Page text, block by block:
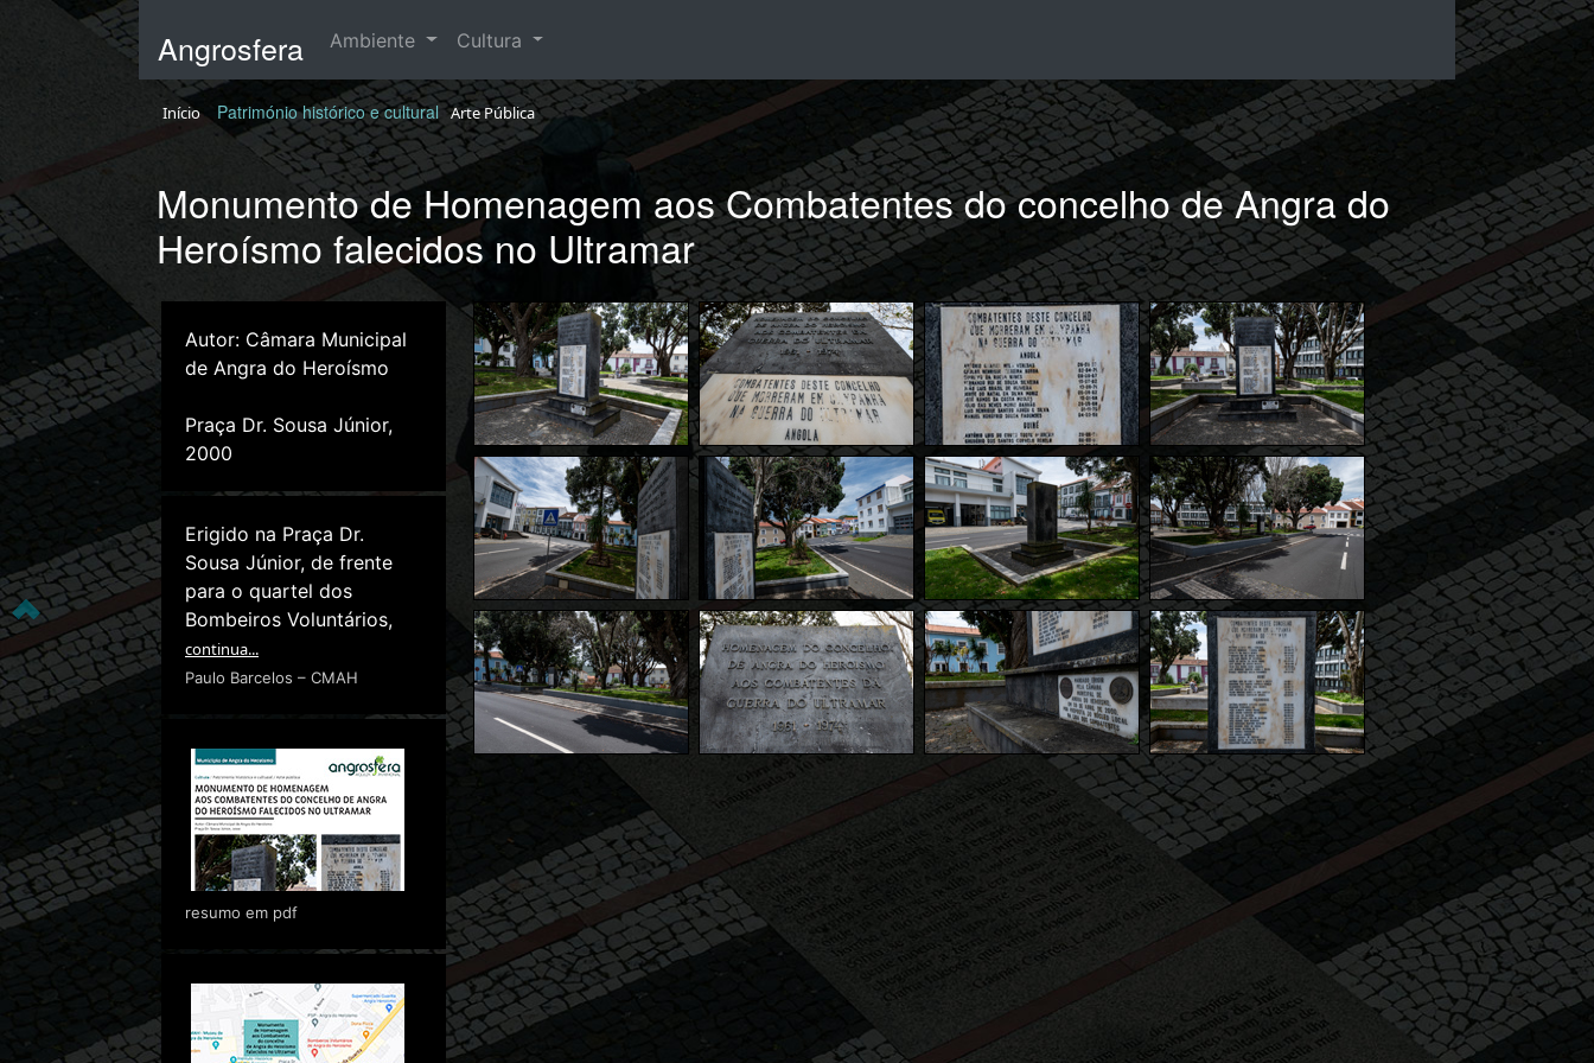
Angrosfera Ambiente Cultura
Início Património histórico e cultural Arte Pública
Monumento de Homenagem aos Combatentes do concelho de Angra do
Heroísmo falecidos no Ultramar
Autor: Câmara Municipal
de Angra do Heroísmo
Praça Dr. Sousa Júnior,
2000
Erigido na Praça Dr.
Sousa Júnior, de frente
para o quartel dos
Bombeiros Voluntários,
continua...
Paulo Barcelos – CMAH
resumo em pdf